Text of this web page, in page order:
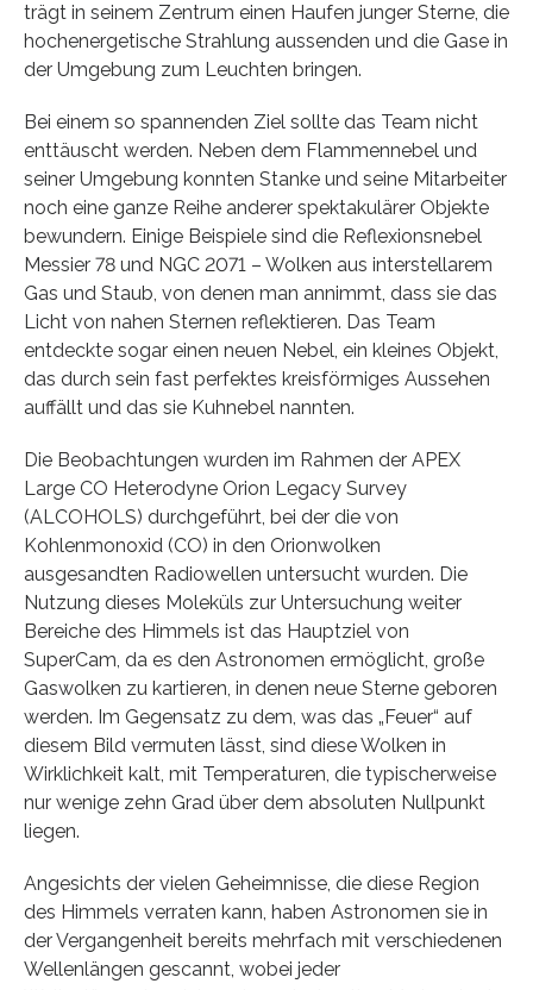
trägt in seinem Zentrum einen Haufen junger Sterne, die
hochenergetische Strahlung aussenden und die Gase in
der Umgebung zum Leuchten bringen.
Bei einem so spannenden Ziel sollte das Team nicht
enttäuscht werden. Neben dem Flammennebel und
seiner Umgebung konnten Stanke und seine Mitarbeiter
noch eine ganze Reihe anderer spektakulärer Objekte
bewundern. Einige Beispiele sind die Reflexionsnebel
Messier 78 und NGC 2071 – Wolken aus interstellarem
Gas und Staub, von denen man annimmt, dass sie das
Licht von nahen Sternen reflektieren. Das Team
entdeckte sogar einen neuen Nebel, ein kleines Objekt,
das durch sein fast perfektes kreisförmiges Aussehen
auffällt und das sie Kuhnebel nannten.
Die Beobachtungen wurden im Rahmen der APEX
Large CO Heterodyne Orion Legacy Survey
(ALCOHOLS) durchgeführt, bei der die von
Kohlenmonoxid (CO) in den Orionwolken
ausgesandten Radiowellen untersucht wurden. Die
Nutzung dieses Moleküls zur Untersuchung weiter
Bereiche des Himmels ist das Hauptziel von
SuperCam, da es den Astronomen ermöglicht, große
Gaswolken zu kartieren, in denen neue Sterne geboren
werden. Im Gegensatz zu dem, was das „Feuer“ auf
diesem Bild vermuten lässt, sind diese Wolken in
Wirklichkeit kalt, mit Temperaturen, die typischerweise
nur wenige zehn Grad über dem absoluten Nullpunkt
liegen.
Angesichts der vielen Geheimnisse, die diese Region
des Himmels verraten kann, haben Astronomen sie in
der Vergangenheit bereits mehrfach mit verschiedenen
Wellenlängen gescannt, wobei jeder